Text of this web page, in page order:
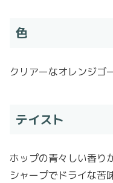
色
クリアーなオレンジゴ
テイスト
ホップの青々しい香り
シャープでドライな苦